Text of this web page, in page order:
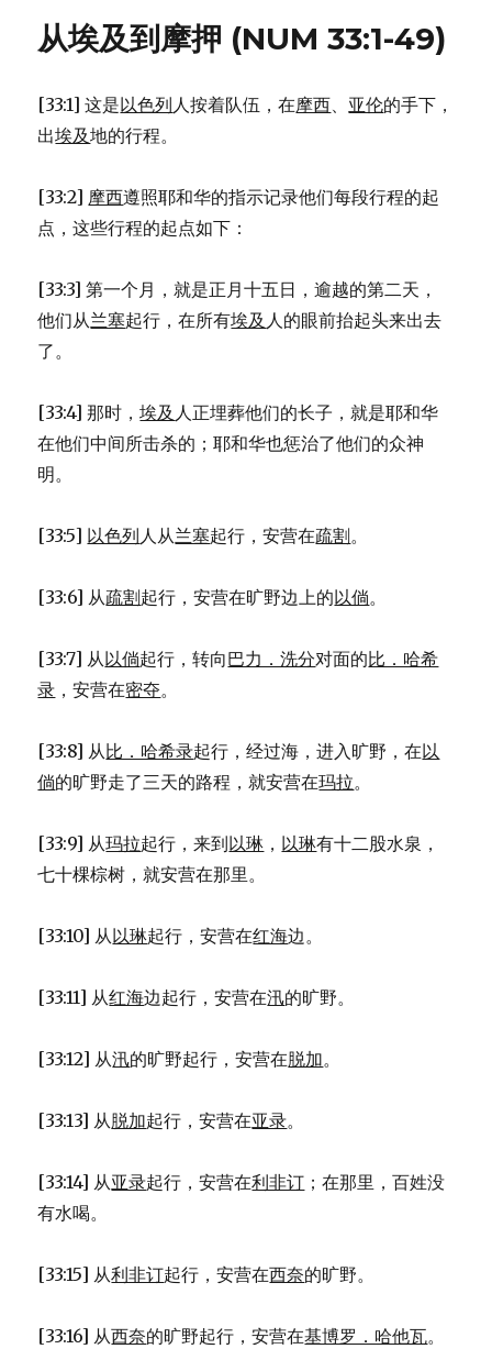
火
13:17-
从埃及到摩押 (NUM 33:1-49)
[33:1] 这是以色列人按着队伍，在摩西、 亚伦的手下，
出埃及地的行程。
[33:2] 摩西遵照耶和华的指示记录他们每段行程的起
点，这些行程的起点如下：
[33:3] 第一个月，就是正月十五日，逾越的第二天，
他们从兰塞起行，在所有埃及 人的眼前抬起头来出去
了。
[33:4] 那时，埃及 人正埋葬他们的长子，就是耶和华
在他们中间所击杀的；耶和华也惩治了他们的众神
明。
[33:5] 以色列人从兰塞起行，安营在疏割。
[33:6] 从疏割起行，安营在旷野边上的以倘。
[33:7] 从以倘起行，转向巴力．洗分对面的比．哈希
录 ，安营在密夺。
[33:8] 从比．哈希录起行，经过海，进入旷野，在以
倘的旷野走了三天的路程，就安营在玛拉。
[33:9] 从玛拉起行，来到以琳 ， 以琳有十二股水泉，
七十棵棕树，就安营在那里。
[33:10] 从以琳起行，安营在红海边。
[33:11] 从红海边起行，安营在汛的旷野。
[33:12] 从汛的旷野起行，安营在脱加。
[33:13] 从脱加起行，安营在亚录。
[33:14] 从亚录起行，安营在利非订 ；在那里，百姓没
有水喝。
[33:15] 从利非订起行，安营在西奈的旷野。
[33:16] 从西奈的旷野起行，安营在基博罗．哈他瓦。